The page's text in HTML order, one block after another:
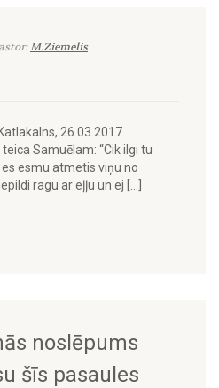
M.Ziemelis
26.03.2017.
Samuēlam: “Cik ilgi tu
esmu atmetis viņu no
ragu ar eļļu un ej […]
noslēpums
šīs pasaules